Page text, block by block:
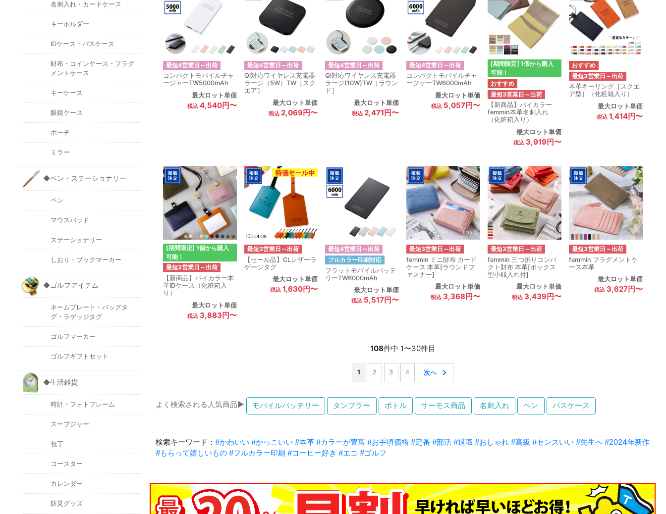
最短4営業日～出荷
コンパクトモバイルチャ
ージャーTW5000mAh
最大ロット単価
4,540円〜
最短4営業日～出荷
Qi対応ワイヤレス充電器
ラージ（5W）TW［スク
エア］
最大ロット単価
2,069円〜
最短4営業日～出荷
Qi対応ワイヤレス充電器
ラージ(10W)TW［ラウン
ド］
最大ロット単価
2,471円〜
最短4営業日～出荷
コンパクトモバイルチャ
ージャーTW6000mAh
最大ロット単価
5,057円〜
[期間限定] 1個から購入
可能！
最短3営業日～出荷
【新商品】バイカラー
femmin本革名刺入れ
（化粧箱入り）
最大ロット単価
3,919円〜
最短3営業日～出荷
本革キーリング［スクエ
ア型］（化粧箱入り）
最大ロット単価
1,414円〜
[期間限定] 1個から購入
可能！
最短3営業日～出荷
【新商品】バイカラー本
革IDケース（化粧箱入
り）
最大ロット単価
3,883円〜
最短3営業日～出荷
【セール品】CLレザーラ
ゲージタグ
最大ロット単価
1,630円〜
最短4営業日～出荷
フルカラー印刷対応
フラットモバイルバッテ
リーTW6000mAh
最大ロット単価
5,517円〜
最短3営業日～出荷
femmin ミニ財布 カード
ケース 本革[ラウンドフ
ァスナー]
最大ロット単価
3,368円〜
最短3営業日～出荷
femmin 三つ折りコンパ
クト財布 本革[ボックス
型小銭入れ付]
最大ロット単価
3,439円〜
最短3営業日～出荷
femmin フラグメントケ
ース本革
最大ロット単価
3,627円〜
108件中 1〜30件目
1 2 3 4
よく検索される人気商品▶ モバイルバッテリー タンブラー ボトル サーモス商品 名刺入れ ペン パスケース
検索キーワード： #かわいい #かっこいい #本革 #カラーが豊富 #お手頃価格 #定番 #部活 #退職 #おしゃれ #高級 #センスいい #先生へ #2024年新作
#もらって嬉しいもの #フルカラー印刷 #コーヒー好き #エコ #ゴルフ
名刺入れ・カードケース
キーホルダー
IDケース・パスケース
財布・コインケース・フラグ
メントケース
キーケース
眼鏡ケース
ポーチ
ミラー
◆ペン・ステーショナリー
ペン
マウスパッド
ステーショナリー
しおり・ブックマーカー
◆ゴルフアイテム
ネームプレート・バッグタ
グ・ラゲッジタグ
ゴルフマーカー
ゴルフギフトセット
◆生活雑貨
時計・フォトフレーム
スープジャー
包丁
コースター
カレンダー
防災グッズ